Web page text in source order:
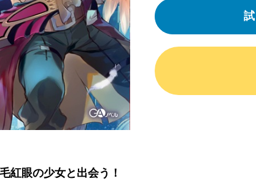
紅眼の少女と出会う！